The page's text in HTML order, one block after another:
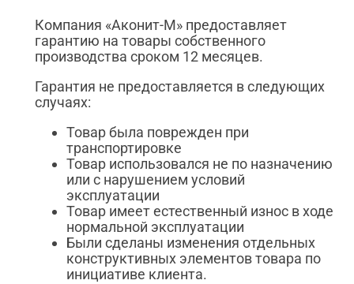
Компания «Аконит-М» предоставляет
гарантию на товары собственного
производства сроком 12 месяцев.
Гарантия не предоставляется в следующих
случаях:
Товар была поврежден при
транспортировке
Товар использовался не по назначению
или с нарушением условий
эксплуатации
Товар имеет естественный износ в ходе
нормальной эксплуатации
Были сделаны изменения отдельных
конструктивных элементов товара по
инициативе клиента.